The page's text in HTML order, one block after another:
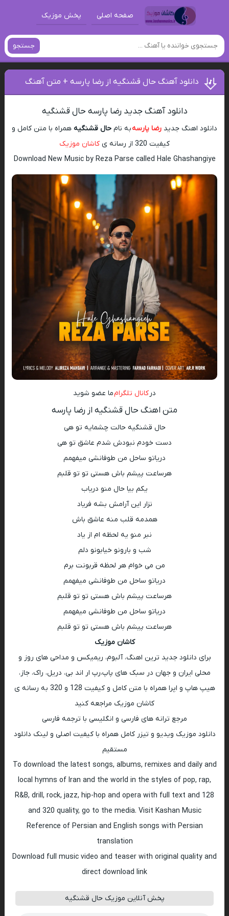
صفحه اصلی پخش موزیک
جستجو
دانلود آهنگ حال قشنگیه از رضا پارسه + متن آهنگ
دانلود آهنگ جدید رضا پارسه حال قشنگیه
دانلود اهنگ جدید رضا پارسهبه نام حال قشنگیه همراه با متن کامل و
کیفیت 320 از رسانه ی
کاشان موزیک
Download New Music by Reza Parse called Hale Ghashangiye
درکانال تلگرامما عضو شوید
متن اهنگ حال قشنگیه از رضا پارسه
حال قشنگیه حالت چشمایه تو هی
دست خودم نبودش شدم عاشق تو هی
دریاتو ساحل من طوفانشی میفهمم
هرساعت پیشم باش هستی تو تو قلبم
یکم بیا حال منو دریاب
نزار این آرامش بشه فریاد
همدمه قلب منه عاشق باش
نبر منو یه لحظه ام از یاد
شب ‌و بارونو خیابونو دلم
من می خوام هر لحظه قربونت برم
دریاتو ساحل من طوفانشی میفهمم
هرساعت پیشم باش هستی تو تو قلبم
دریاتو ساحل من طوفانشی میفهمم
هرساعت پیشم باش هستی تو تو قلبم
کاشان موزیک
برای دانلود جدید ترین اهنگ، آلبوم، ریمیکس و مداحی های روز و
محلی ایران و جهان در سبک های پاپ،رپ ار اند بی، دریل، راک، جاز،
هیپ هاپ و اپرا همراه با متن کامل و کیفیت 128 و 320 به رسانه ی
کاشان موزیک مراجعه کنید
مرجع ترانه های فارسی و انگلیسی با ترجمه فارسی
دانلود موزیک ویدیو و تیزر کامل همراه با کیفیت اصلی و لینک دانلود
مستقیم
To download the latest songs, albums, remixes and daily and
local hymns of Iran and the world in the styles of pop, rap,
R&B, drill, rock, jazz, hip-hop and opera with full text and 128
and 320 quality, go to the media. Visit Kashan Music
Reference of Persian and English songs with Persian
translation
Download full music video and teaser with original quality and
direct download link
پخش آنلاین موزیک حال قشنگیه